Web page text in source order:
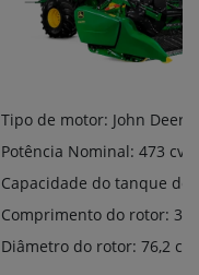
Tipo de motor: John Deere
Potência Nominal: 473 cv
Capacidade do tanque de
Comprimento do rotor:
Diâmetro do rotor: 76,2 cm